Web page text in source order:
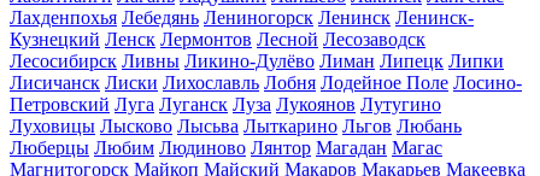
Лахденпохья Лебедянь Лениногорск Ленинск Ленинск-
Кузнецкий Ленск Лермонтов Лесной Лесозаводск
Лесосибирск Ливны Ликино-Дулёво Лиман Липецк Липки
Лисичанск Лиски Лихославль Лобня Лодейное Поле Лосино-
Петровский Луга Луганск Луза Лукоянов Лутугино
Луховицы Лысково Лысьва Лыткарино Льгов Любань
Люберцы Любим Людиново Лянтор Магадан Магас
Магнитогорск Майкоп Майский Макаров Макарьев Макеевка